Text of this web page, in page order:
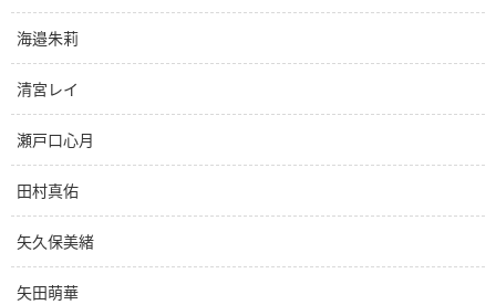
海邉朱莉
清宮レイ
瀬戸口心月
田村真佑
矢久保美緒
矢田萌華